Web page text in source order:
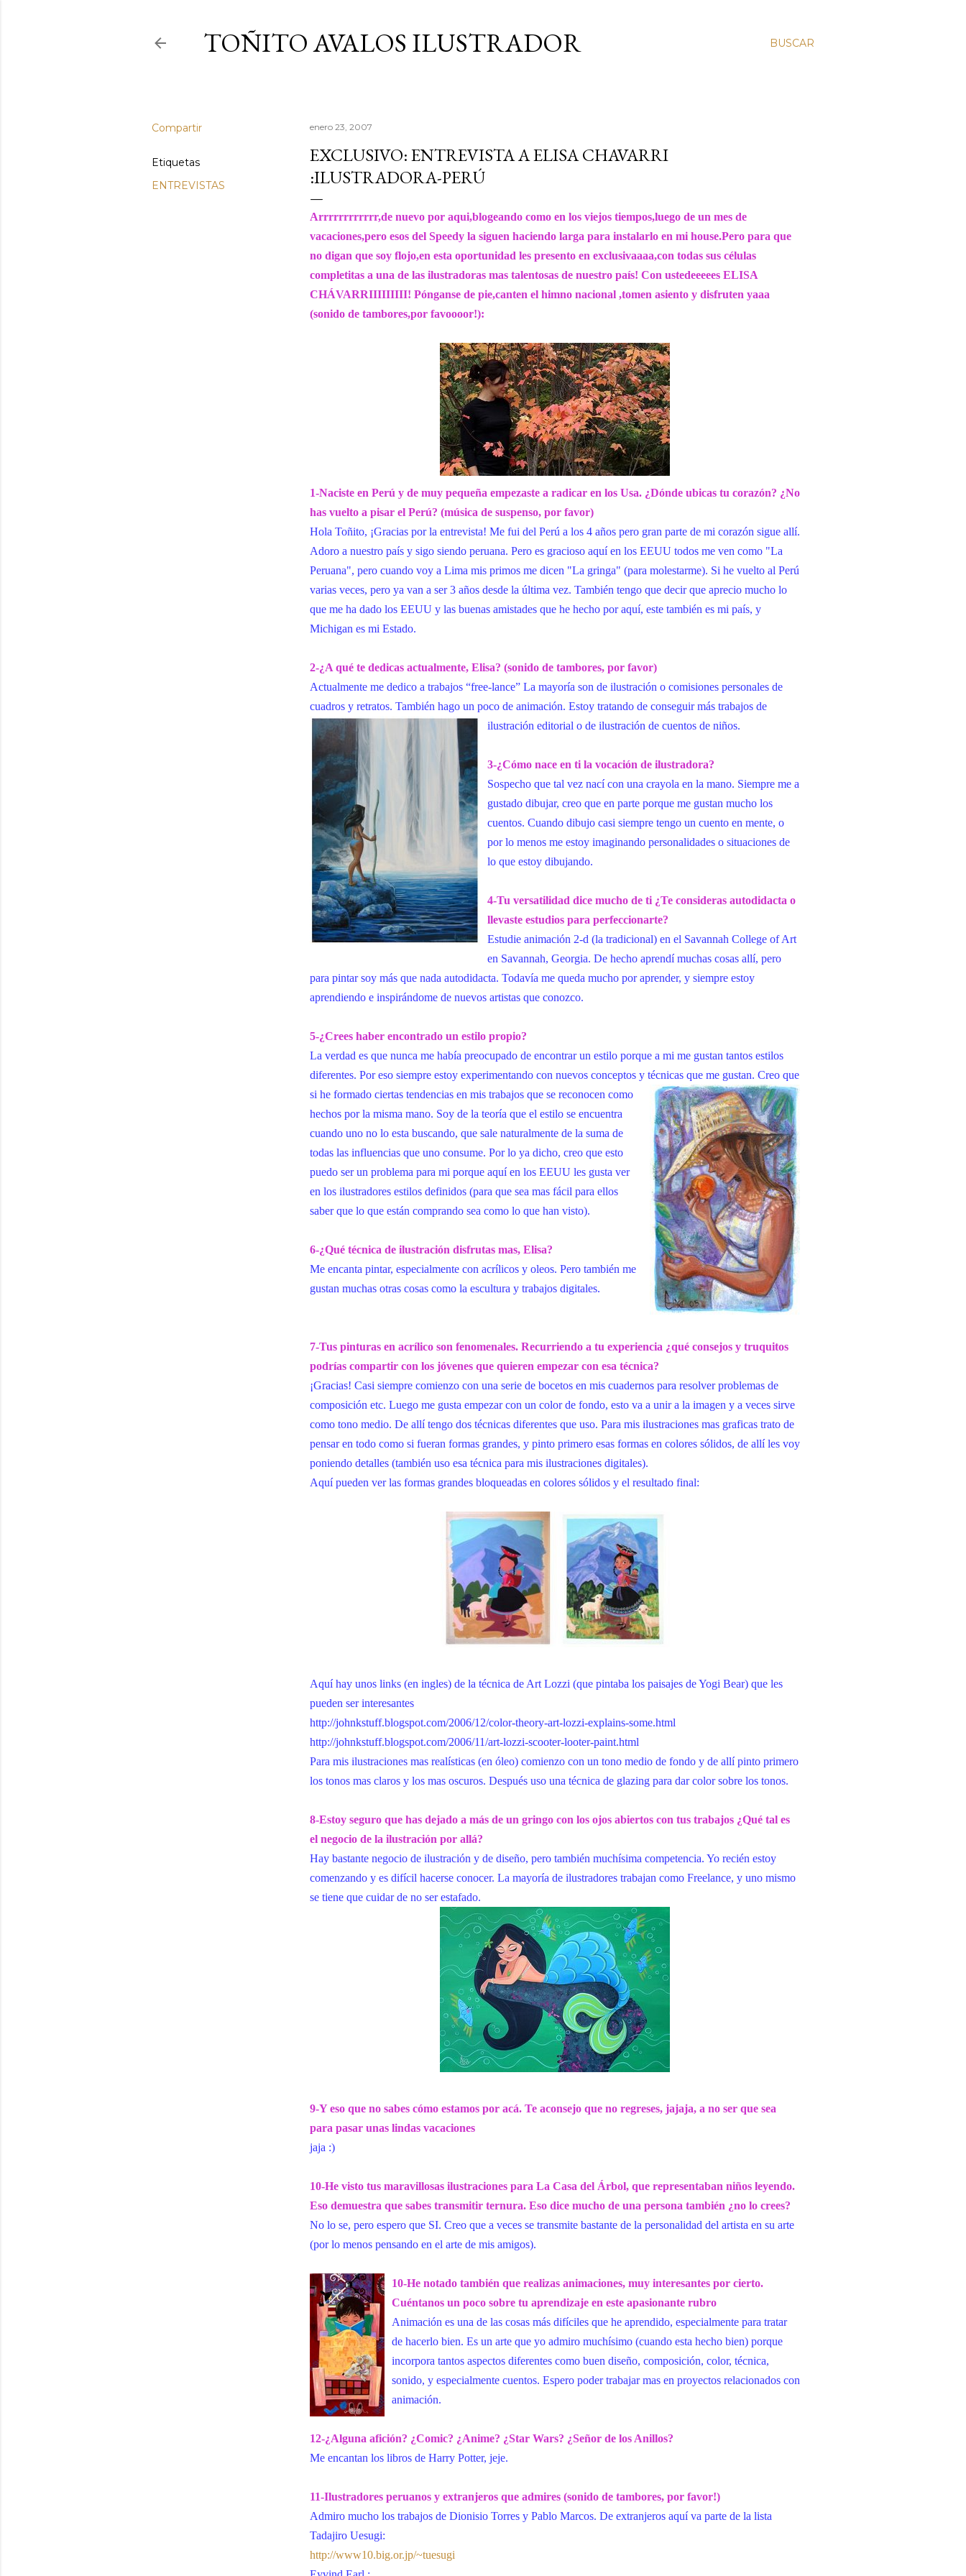
BUSCAR
TOÑITO AVALOS ILUSTRADOR
Compartir
Etiquetas
ENTREVISTAS
enero 23, 2007
EXCLUSIVO: ENTREVISTA A ELISA CHAVARRI
:ILUSTRADORA-PERÚ
Arrrrrrrrrrrr,de nuevo por aqui,blogeando como en los viejos tiempos,luego de un mes de
vacaciones,pero esos del Speedy la siguen haciendo larga para instalarlo en mi house.Pero para que
no digan que soy flojo,en esta oportunidad les presento en exclusivaaaa,con todas sus células
completitas a una de las ilustradoras mas talentosas de nuestro país! Con ustedeeeees ELISA
CHÁVARRIIIIIIIII! Pónganse de pie,canten el himno nacional ,tomen asiento y disfruten yaaa
(sonido de tambores,por favoooor!):
1-Naciste en Perú y de muy pequeña empezaste a radicar en los Usa. ¿Dónde ubicas tu corazón? ¿No
has vuelto a pisar el Perú? (música de suspenso, por favor)
Hola Toñito, ¡Gracias por la entrevista! Me fui del Perú a los 4 años pero gran parte de mi corazón sigue allí.
Adoro a nuestro país y sigo siendo peruana. Pero es gracioso aquí en los EEUU todos me ven como "La
Peruana", pero cuando voy a Lima mis primos me dicen "La gringa" (para molestarme). Si he vuelto al Perú
varias veces, pero ya van a ser 3 años desde la última vez. También tengo que decir que aprecio mucho lo
que me ha dado los EEUU y las buenas amistades que he hecho por aquí, este también es mi país, y
Michigan es mi Estado.
2-¿A qué te dedicas actualmente, Elisa? (sonido de tambores, por favor)
Actualmente me dedico a trabajos “free-lance” La mayoría son de ilustración o comisiones personales de
cuadros y retratos. También hago un poco de animación. Estoy tratando de conseguir más trabajos de
ilustración editorial o de ilustración de cuentos de niños.
3-¿Cómo nace en ti la vocación de ilustradora?
Sospecho que tal vez nací con una crayola en la mano. Siempre me a
gustado dibujar, creo que en parte porque me gustan mucho los
cuentos. Cuando dibujo casi siempre tengo un cuento en mente, o
por lo menos me estoy imaginando personalidades o situaciones de
lo que estoy dibujando.
4-Tu versatilidad dice mucho de ti ¿Te consideras autodidacta o
llevaste estudios para perfeccionarte?
Estudie animación 2-d (la tradicional) en el Savannah College of Art
en Savannah, Georgia. De hecho aprendí muchas cosas allí, pero
para pintar soy más que nada autodidacta. Todavía me queda mucho por aprender, y siempre estoy
aprendiendo e inspirándome de nuevos artistas que conozco.
5-¿Crees haber encontrado un estilo propio?
La verdad es que nunca me había preocupado de encontrar un estilo porque a mi me gustan tantos estilos
diferentes. Por eso siempre estoy experimentando con nuevos conceptos y técnicas que me gustan. Creo que
si he formado ciertas tendencias en mis trabajos que se reconocen como
hechos por la misma mano. Soy de la teoría que el estilo se encuentra
cuando uno no lo esta buscando, que sale naturalmente de la suma de
todas las influencias que uno consume. Por lo ya dicho, creo que esto
puedo ser un problema para mi porque aquí en los EEUU les gusta ver
en los ilustradores estilos definidos (para que sea mas fácil para ellos
saber que lo que están comprando sea como lo que han visto).
6-¿Qué técnica de ilustración disfrutas mas, Elisa?
Me encanta pintar, especialmente con acrílicos y oleos. Pero también me
gustan muchas otras cosas como la escultura y trabajos digitales.
7-Tus pinturas en acrílico son fenomenales. Recurriendo a tu experiencia ¿qué consejos y truquitos
podrías compartir con los jóvenes que quieren empezar con esa técnica?
¡Gracias! Casi siempre comienzo con una serie de bocetos en mis cuadernos para resolver problemas de
composición etc. Luego me gusta empezar con un color de fondo, esto va a unir a la imagen y a veces sirve
como tono medio. De allí tengo dos técnicas diferentes que uso. Para mis ilustraciones mas graficas trato de
pensar en todo como si fueran formas grandes, y pinto primero esas formas en colores sólidos, de allí les voy
poniendo detalles (también uso esa técnica para mis ilustraciones digitales).
Aquí pueden ver las formas grandes bloqueadas en colores sólidos y el resultado final:
Aquí hay unos links (en ingles) de la técnica de Art Lozzi (que pintaba los paisajes de Yogi Bear) que les
pueden ser interesantes
http://johnkstuff.blogspot.com/2006/12/color-theory-art-lozzi-explains-some.html
http://johnkstuff.blogspot.com/2006/11/art-lozzi-scooter-looter-paint.html
Para mis ilustraciones mas realísticas (en óleo) comienzo con un tono medio de fondo y de allí pinto primero
los tonos mas claros y los mas oscuros. Después uso una técnica de glazing para dar color sobre los tonos.
8-Estoy seguro que has dejado a más de un gringo con los ojos abiertos con tus trabajos ¿Qué tal es
el negocio de la ilustración por allá?
Hay bastante negocio de ilustración y de diseño, pero también muchísima competencia. Yo recién estoy
comenzando y es difícil hacerse conocer. La mayoría de ilustradores trabajan como Freelance, y uno mismo
se tiene que cuidar de no ser estafado.
9-Y eso que no sabes cómo estamos por acá. Te aconsejo que no regreses, jajaja, a no ser que sea
para pasar unas lindas vacaciones
jaja :)
10-He visto tus maravillosas ilustraciones para La Casa del Árbol, que representaban niños leyendo.
Eso demuestra que sabes transmitir ternura. Eso dice mucho de una persona también ¿no lo crees?
No lo se, pero espero que SI. Creo que a veces se transmite bastante de la personalidad del artista en su arte
(por lo menos pensando en el arte de mis amigos).
10-He notado también que realizas animaciones, muy interesantes por cierto.
Cuéntanos un poco sobre tu aprendizaje en este apasionante rubro
Animación es una de las cosas más difíciles que he aprendido, especialmente para tratar
de hacerlo bien. Es un arte que yo admiro muchísimo (cuando esta hecho bien) porque
incorpora tantos aspectos diferentes como buen diseño, composición, color, técnica,
sonido, y especialmente cuentos. Espero poder trabajar mas en proyectos relacionados con
animación.
12-¿Alguna afición? ¿Comic? ¿Anime? ¿Star Wars? ¿Señor de los Anillos?
Me encantan los libros de Harry Potter, jeje.
11-Ilustradores peruanos y extranjeros que admires (sonido de tambores, por favor!)
Admiro mucho los trabajos de Dionisio Torres y Pablo Marcos. De extranjeros aquí va parte de la lista
Tadajiro Uesugi:
http://www10.big.or.jp/~tuesugi